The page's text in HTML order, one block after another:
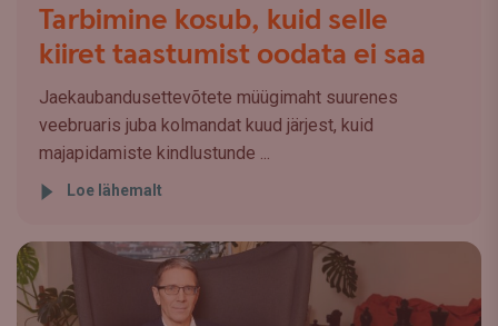
Tarbimine kosub, kuid selle
kiiret taastumist oodata ei saa
Jaekaubandusettevõtete müügimaht suurenes
veebruaris juba kolmandat kuud järjest, kuid
majapidamiste kindlustunde ...
Loe lähemalt